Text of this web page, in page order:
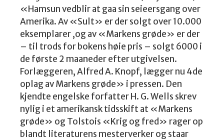
«Hamsun vedblir at gaa sin seieersgang over
Amerika. Av «Sult» er der solgt over 10.000
eksemplarer ,og av «Markens grøde» er der
– til trods for bokens høie pris – solgt 6000 i
de første 2 maaneder efter utgivelsen.
Forlæggeren, Alfred A. Knopf, lægger nu 4de
oplag av Markens grøde» i pressen. Den
kjendte engelske forfatter H. G. Wells skrev
nylig i et amerikansk tidsskift at «Markens
grøde» og Tolstois «Krig og fred» rager op
blandt literaturens mesterverker og staar